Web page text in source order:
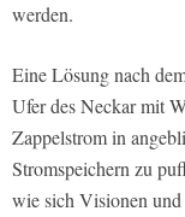
werden.
Eine Lösung nach
Ufer des Neckar mit
Zappelstrom in
Stromspeichern zu
wie sich Visionen und